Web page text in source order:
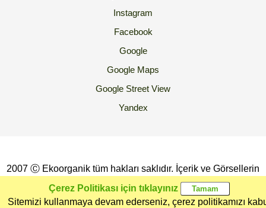
Instagram
Facebook
Google
Google Maps
Google Street View
Yandex
Çerez Politikası için tıklayınız
Sitemizi kullanmaya devam ederseniz, çerez politikamızı
2007 Ⓒ Ekoorganik tüm hakları saklıdır. İçerik ve Görsellerin
İzinsiz Kopyalanması yada Kullanılması Yasaktır.